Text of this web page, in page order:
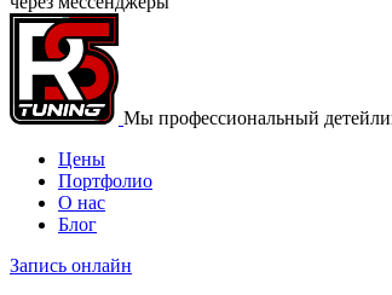
Мы профессиональный
Цены
Портфолио
О нас
Блог
Запись онлайн